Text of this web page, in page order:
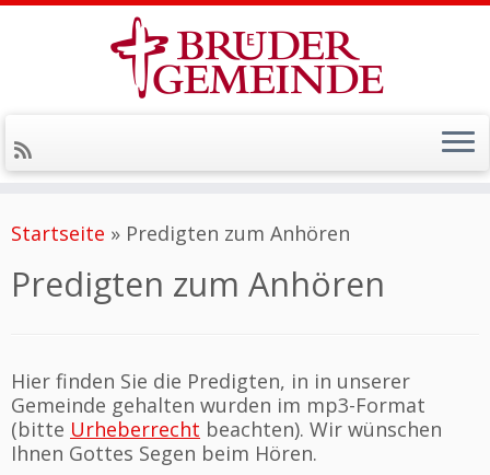
Inhalt
Startseite » Predigten zum Anhören
Predigten zum Anhören
Hier finden Sie die Predigten, in in unserer
Gemeinde gehalten wurden im mp3-Format
(bitte Urheberrecht beachten). Wir wünschen
Ihnen Gottes Segen beim Hören.